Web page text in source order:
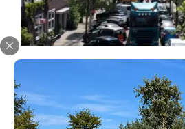
Witte Paardenkastanje
comreg
27 oktober 2025